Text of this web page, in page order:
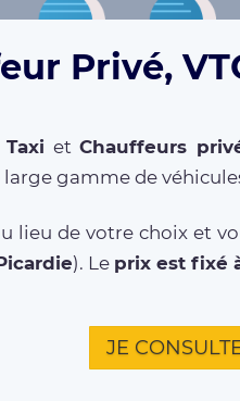
Privé,
Taxi etChauffeurs
gamme de
lieu de votre choix et
). Le prix est fixé
JE